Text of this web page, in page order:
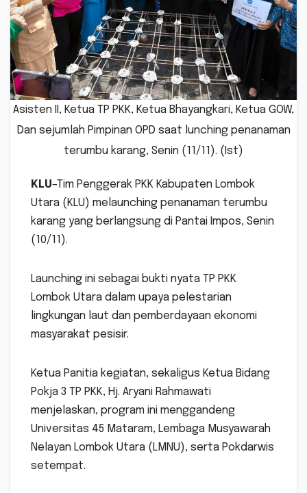
Asisten II, Ketua TP PKK, Ketua Bhayangkari, Ketua GOW,
Dan sejumlah Pimpinan OPD saat lunching penanaman
terumbu karang, Senin (11/11). (Ist)
KLU–Tim Penggerak PKK Kabupaten Lombok
Utara (KLU) melaunching penanaman terumbu
karang yang berlangsung di Pantai Impos, Senin
(10/11).
Launching ini sebagai bukti nyata TP PKK
Lombok Utara dalam upaya pelestarian
lingkungan laut dan pemberdayaan ekonomi
masyarakat pesisir.
Ketua Panitia kegiatan, sekaligus Ketua Bidang
Pokja 3 TP PKK, Hj. Aryani Rahmawati
menjelaskan, program ini menggandeng
Universitas 45 Mataram, Lembaga Musyawarah
Nelayan Lombok Utara (LMNU), serta Pokdarwis
setempat.